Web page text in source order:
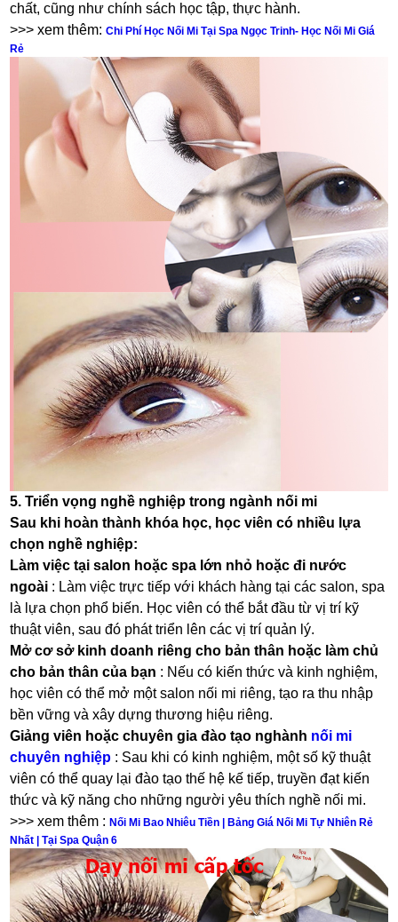
chất, cũng như chính sách học tập, thực hành.
>>> xem thêm:Chi Phí Học Nối Mi Tại Spa Ngọc Trinh- Học Nối Mi Giá
Rẻ
5. Triển vọng nghề nghiệp trong ngành nối mi
Sau khi hoàn thành khóa học, học viên có nhiều lựa
chọn nghề nghiệp:
Làm việc tại salon hoặc spa lớn nhỏ hoặc đi nước
ngoài : Làm việc trực tiếp với khách hàng tại các salon, spa
là lựa chọn phổ biến. Học viên có thể bắt đầu từ vị trí kỹ
thuật viên, sau đó phát triển lên các vị trí quản lý.
Mở cơ sở kinh doanh riêng cho bản thân hoặc làm chủ
cho bản thân của bạn : Nếu có kiến thức và kinh nghiệm,
học viên có thể mở một salon nối mi riêng, tạo ra thu nhập
bền vững và xây dựng thương hiệu riêng.
Giảng viên hoặc chuyên gia đào tạo nghành nối mi
chuyên nghiệp : Sau khi có kinh nghiệm, một số kỹ thuật
viên có thể quay lại đào tạo thế hệ kế tiếp, truyền đạt kiến
thức và kỹ năng cho những người yêu thích nghề nối mi.
>>> xem thêm :Nối Mi Bao Nhiêu Tiền | Bảng Giá Nối Mi Tự Nhiên Rẻ
Nhất | Tại Spa Quận 6